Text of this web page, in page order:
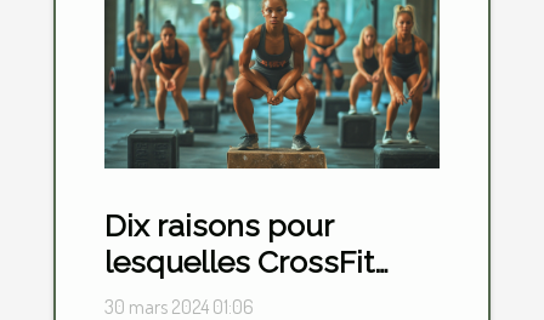
Dix raisons pour
lesquelles CrossFit
devrait être votre choix
30 mars 2024 01:06